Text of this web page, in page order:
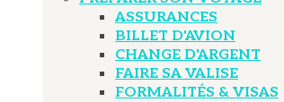
ASSURANCES
BILLET D'AVION
CHANGE D'ARGENT
FAIRE SA VALISE
FORMALITÉS & VISAS